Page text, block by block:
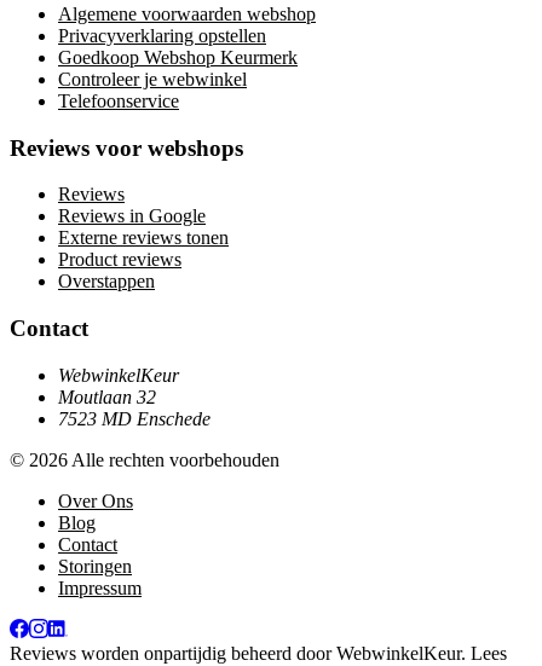
Algemene voorwaarden webshop
Privacyverklaring opstellen
Goedkoop Webshop Keurmerk
Controleer je webwinkel
Telefoonservice
Reviews voor webshops
Reviews
Reviews in Google
Externe reviews tonen
Product reviews
Overstappen
Contact
WebwinkelKeur
Moutlaan 32
7523 MD Enschede
© 2026 Alle rechten voorbehouden
Over Ons
Blog
Contact
Storingen
Impressum
Reviews worden onpartijdig beheerd doorWebwinkelKeur. Lees